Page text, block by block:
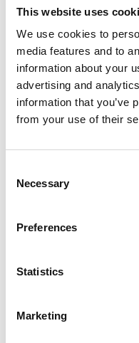
This website uses
We use cookies to
media features and to
information about your
advertising and
information that you’ve
from your use of their
Selection
Necessary
Preferences
Statistics
Marketing
Förderung mit
genau hier setzt
Forschung,